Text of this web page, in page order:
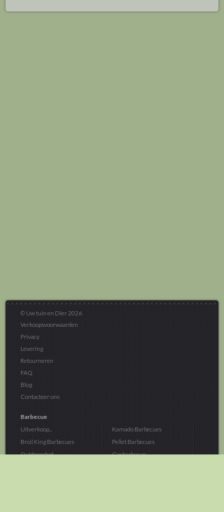
© Uw tuin en Dier 2026
Verkoopsvoorwaarden
Privacy
Levering
Retourneren
FAQ
Blog
Contacteer ons
Barbecue
Uitverkoop...
Broil King Barbecues
Outdoorchef...
Kamado Barbecues
Pellet Barbecues
Gasbarbecue